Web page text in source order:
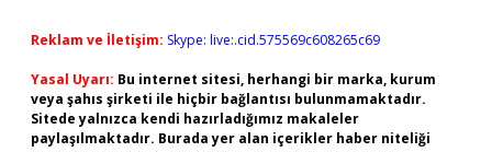
Reklam ve İletişim: Skype: live:.cid.575569c608265c69
Yasal Uyarı: Bu internet sitesi, herhangi bir marka, kurum
veya şahıs şirketi ile hiçbir bağlantısı bulunmamaktadır.
Sitede yalnızca kendi hazırladığımız makaleler
paylaşılmaktadır. Burada yer alan içerikler haber niteliği